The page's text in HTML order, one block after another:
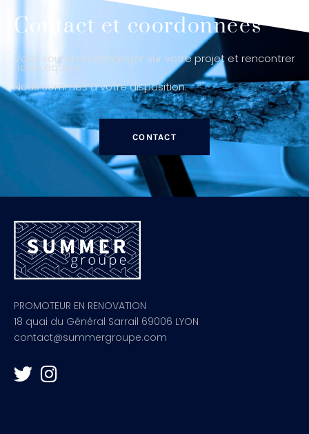
Contact et coordonnées
Vous souhaitez échanger sur votre projet et rencontrer
notre équipe.
Nous sommes à votre disposition.
CONTACT
PROMOTEUR EN RENOVATION
18 quai du Général Sarrail 69006 LYON
contact@summergroupe.com